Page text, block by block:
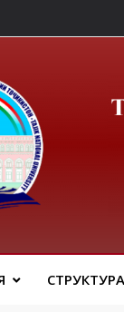
СТРУКТУРА